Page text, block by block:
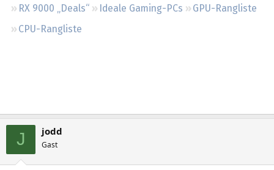
RX 9000 „Deals“
Ideale Gaming-PCs
GPU-Rangliste
CPU-Rangliste
J jodd
Gast